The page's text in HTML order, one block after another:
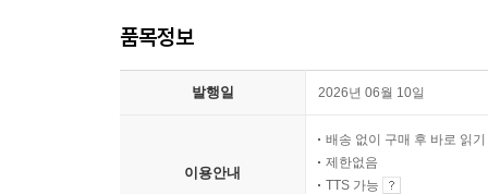
품목정보
발행일 2026년 06월 10일
이용안내
배송 없이 구매 후 바로 읽기
제한없음
TTS 가능